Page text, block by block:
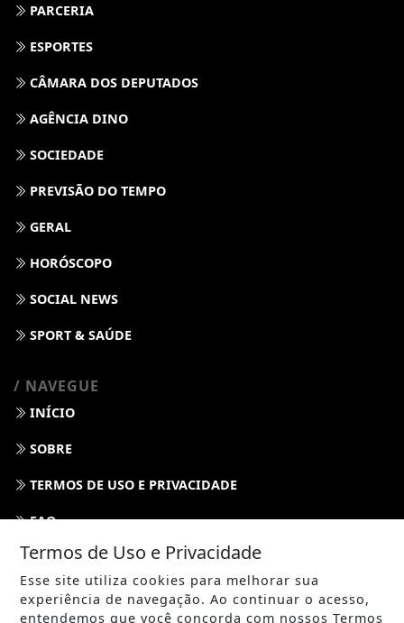
PARCERIA
ESPORTES
CÂMARA DOS DEPUTADOS
AGÊNCIA DINO
SOCIEDADE
PREVISÃO DO TEMPO
GERAL
HORÓSCOPO
SOCIAL NEWS
SPORT & SAÚDE
/ NAVEGUE
INÍCIO
SOBRE
TERMOS DE USO E PRIVACIDADE
FAQ
CONTATO
Termos de Uso e Privacidade
Esse site utiliza cookies para melhorar sua
experiência de navegação. Ao continuar o acesso,
entendemos que você concorda com nossos Termos